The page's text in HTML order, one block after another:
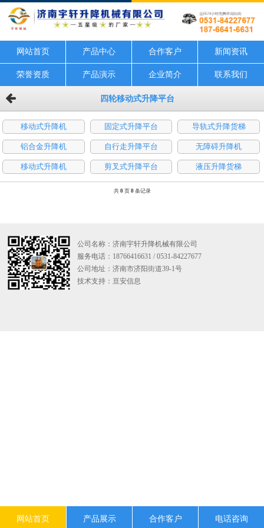
网站首页 产品中心 合作客户 新闻资讯
荣誉资质 产品演示 企业简介 联系我们
四轮移动式升降平台
移动式升降机 固定式升降平台 导轨式升降货梯
铝合金升降机 自行走升降平台 无障碍升降机
移动式升降机 剪叉式升降平台 液压升降货梯
共 0 页 0 条记录
公司名称：济南宇轩升降机械有限公司
服务电话：18766416631 / 0531-84227677
公司地址：济南市济阳街道39-1号
技术支持： 亘安信息
网站首页 产品展示 合作客户 电话咨询